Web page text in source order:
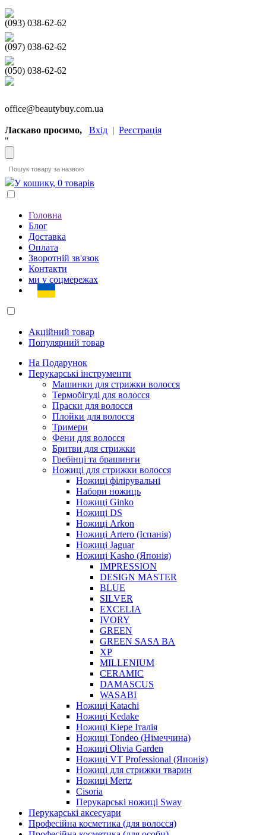
(093) 038-62-62
(097) 038-62-62
(050) 038-62-62
office@beautybuy.com.ua
Ласкаво просимо, Вхід | Реєстрація
"
У кошику, 0 товарів
Головна
Блог
Доставка
Оплата
Зворотній зв'язок
Контакти
ми у соцмережах
Акційний товар
Популярний товар
На Подарунок
Перукарські інструменти
Машинки для стрижки волосся
Термобігуді для волосся
Праски для волосся
Плойки для волосся
Тримери
Фени для волосся
Бритви для стрижки
Гребінці та брашинги
Ножиці для стрижки волосся
Ножиці філірувальні
Набори ножиць
Ножиці Ginko
Ножиці DS
Ножиці Arkon
Ножиці Artero (Іспанія)
Ножиці Jaguar
Ножиці Kasho (Японія)
IMPRESSION
DESIGN MASTER
BLUE
SILVER
EXCELIA
IVORY
GREEN
GREEN SASA BA
XP
MILLENIUM
CERAMIC
DAMASCUS
WASABI
Ножиці Katachi
Ножиці Kedake
Ножиці Kiepe Італія
Ножиці Tondeo (Німеччина)
Ножиці Olivia Garden
Ножиці VT Professional (Японія)
Ножиці для стрижки тварин
Ножиці Mertz
Cisoria
Перукарські ножиці Sway
Перукарські аксесуари
Професійна косметика (для волосся)